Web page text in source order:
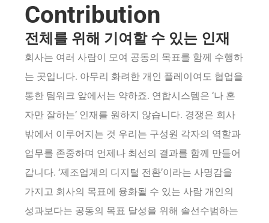
Contribution
전체를 위해 기여할 수 있는 인재
회사는 여러 사람이 모여 공동의 목표를 함께 수행하
는 곳입니다. 아무리 화려한 개인 플레이여도 협업을
통한 팀워크 앞에서는 약하죠. 연합시스템은 ‘나 혼
자만 잘하는’ 인재를 원하지 않습니다. 경쟁은 회사
밖에서 이루어지는 것 우리는 구성원 각자의 역할과
업무를 존중하며 언제나 최선의 결과를 함께 만들어
갑니다. ‘제조업계의 디지털 전환’이라는 사명감을
가지고 회사의 목표에 융화될 수 있는 사람 개인의
성과보다는 공동의 목표 달성을 위해 솔선수범하는